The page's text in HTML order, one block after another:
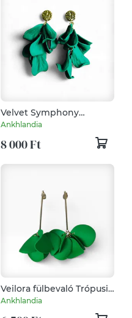
Velvet Symphony
fülbevaló Sötétzöld
Ankhlandia
8 000 Ft
Veilora fülbevaló Trópusi
Zöld
Ankhlandia